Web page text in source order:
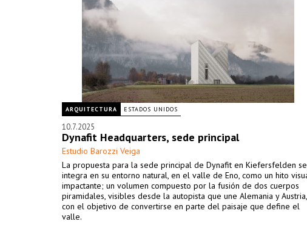
ARQUITECTURA ESTADOS UNIDOS
10.7.2025
Dynafit Headquarters, sede principal
Estudio Barozzi Veiga
La propuesta para la sede principal de Dynafit en Kiefersfelden se
integra en su entorno natural, en el valle de Eno, como un hito
impactante; un volumen compuesto por la fusión de dos cuerpos
piramidales, visibles desde la autopista que une Alemania y Austria,
con el objetivo de convertirse en parte del paisaje que define el
valle.